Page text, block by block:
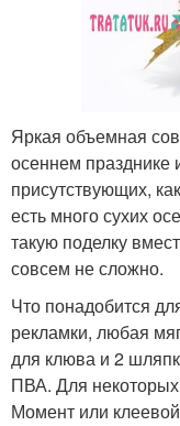
Яркая объемная
осеннем празднике
присутствующих,
есть много сухих
такую поделку
совсем не сложно.
Что понадобится
рекламки, любая
для клюва и 2
ПВА. Для
Момент или